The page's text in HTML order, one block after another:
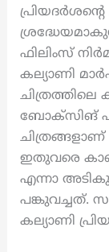
ഫിലിംസ്
കല്യാണി
ചിത്രത്തിലെ
ബോക്സിങ്
ചിത്രങ്ങളാണ്
ഇതുവരെ
എന്നാ
പങ്കുവച്ചത്.
കല്യാണി